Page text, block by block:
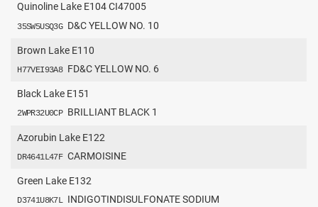
Quinoline Lake E104 CI47005
35SW5USQ3G D&C YELLOW NO. 10
Brown Lake E110
H77VEI93A8 FD&C YELLOW NO. 6
Black Lake E151
2WPR32U0CP BRILLIANT BLACK 1
Azorubin Lake E122
DR4641L47F CARMOISINE
Green Lake E132
D3741U8K7L INDIGOTINDISULFONATE SODIUM